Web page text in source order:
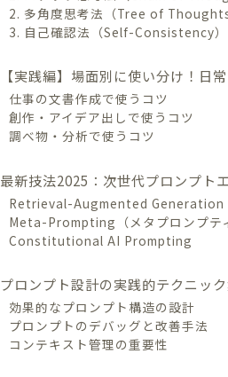
2. 多角度思考法（Tree of Thoughts
3. 自己確認法（Self-Consistency）
【実践編】場面別に使い分け！日
仕事の文書作成で使うコツ
創作・アイデア出しで使うコツ
調べ物・分析で使うコツ
最新技法2025：次世代プロンプト
Retrieval-Augmented Generation
Meta-Prompting（メタプロンプテ
Constitutional AI Prompting
プロンプト設計の実践的テクニッ
効果的なプロンプト構造の設計
プロンプトのデバッグと改善手法
コンテキスト管理の重要性